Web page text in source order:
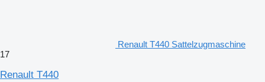
Renault T440 Sattelzugmaschine
17
Renault T440